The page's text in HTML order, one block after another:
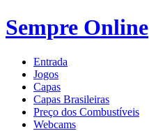
Sempre Online
Entrada
Jogos
Capas
Capas Brasileiras
Preço dos Combustíveis
Webcams